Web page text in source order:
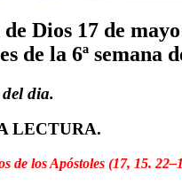
Dios 17 de
de la 6ª semana
dia.
LECTURA.
de los Apóstoles (17, 15.